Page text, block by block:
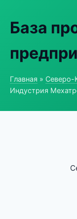
База
Главная » Северо-
Индустрия